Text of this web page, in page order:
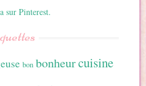
sur Pinterest.
bon bonheurcuisine